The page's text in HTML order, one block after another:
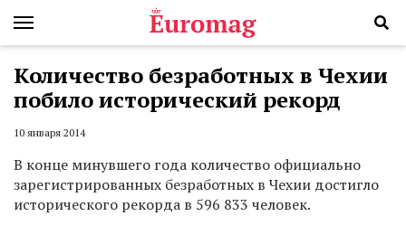
Количество безработных в Чехии
побило исторический рекорд
10 января 2014
В конце минувшего года количество официально
зарегистрированных безработных в Чехии достигло
исторического рекорда в 596 833 человек.